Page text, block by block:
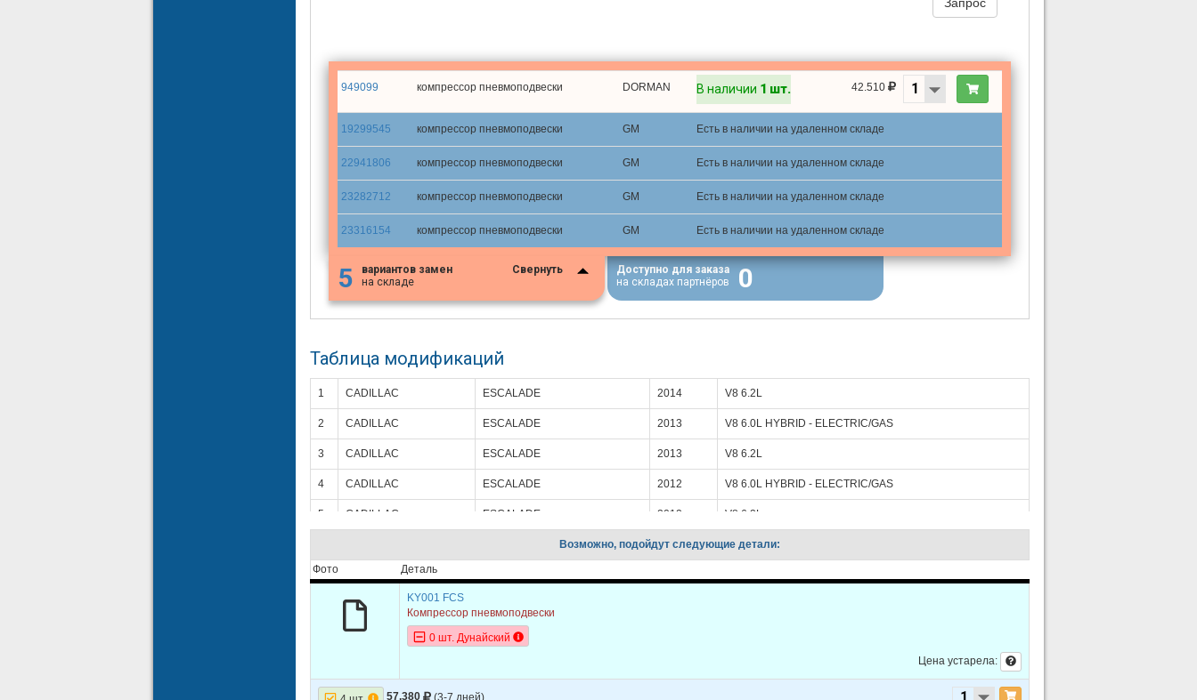
949099 компрессор пневмоподвески DORMAN В наличии 1 шт. 42.510
19299545 компрессор пневмоподвески GM Есть в наличии на удаленном складе
22941806 компрессор пневмоподвески GM Есть в наличии на удаленном складе
23282712 компрессор пневмоподвески GM Есть в наличии на удаленном складе
23316154 компрессор пневмоподвески GM Есть в наличии на удаленном складе
5
вариантов замен
на складе
Свернуть
Доступно для заказа
на складах партнёров
0
Таблица модификаций
1 CADILLAC ESCALADE 2014 V8 6.2L
2 CADILLAC ESCALADE 2013 V8 6.0L HYBRID - ELECTRIC/GAS
3 CADILLAC ESCALADE 2013 V8 6.2L
4 CADILLAC ESCALADE 2012 V8 6.0L HYBRID - ELECTRIC/GAS
5 CADILLAC ESCALADE 2012 V8 6.2L
2011 V8 6.0L HYBRID - ELECTRIC/GAS
7
CADILLAC
CADILLAC ESCALADE
11 CADILLAC ESCALADE
Возможно, подойдут следующие детали:
Фото
Деталь
KY001 FCS
Компрессор пневмоподвески
0 шт. Дунайский
Цена устарела:
57.380 (3-7 дней)